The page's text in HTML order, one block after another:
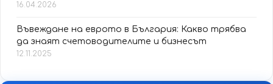
16.04.2026
Въвеждане на еврото в България: Какво трябва
да знаят счетоводителите и бизнесът
12.11.2025